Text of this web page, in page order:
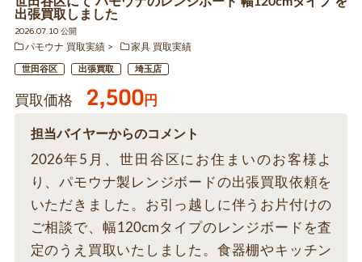
出張買取しました
2026.07.10 公開
パモウナ 買取実績
家具 買取実績
世田谷区 出張買取 埼玉店
買取価格 2,500円
担当バイヤーからのコメント
2026年5月、世田谷区にお住まいのお客様よ
り、パモウナ製レンジボードの出張買取依頼を
いただきました。お引っ越しに伴うお片付けの
ご相談で、幅120cmタイプのレンジボードを査
定のうえ買取いたしました。食器棚やキッチン